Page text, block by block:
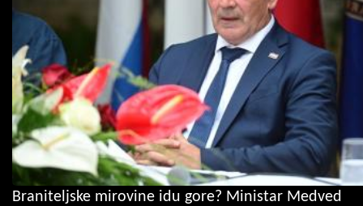
Braniteljske mirovine idu gore? Ministar Medved